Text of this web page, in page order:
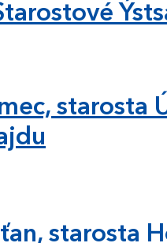
starosta
starosta